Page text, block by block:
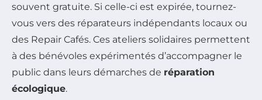
souvent gratuite. Si celle-ci est expirée, tournez-
vous vers des réparateurs indépendants locaux ou
des Repair Cafés. Ces ateliers solidaires permettent
à des bénévoles expérimentés d’accompagner le
public dans leurs démarches de réparation
écologique.